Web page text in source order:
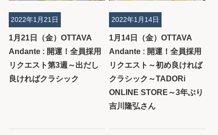
1月21日（金）OTTAVA
Andante : 開運！全員採用
リクエスト第3週～出だし
良ければクラシック
2022年1月21日
1月14日（金）OTTAVA
Andante : 開運！全員採用
リクエスト～初め良ければ
クラシック～TADORi
ONLINE STORE～3年ぶり
吉川隆弘さん
2022年1月14日